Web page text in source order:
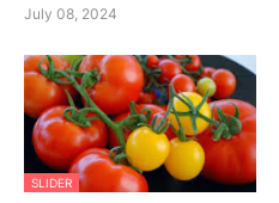
July 08, 2024
SLIDER